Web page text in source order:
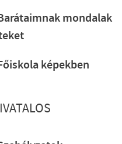
mondalak
képekben